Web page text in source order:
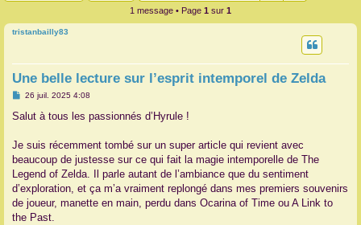
1 message • Page 1 sur 1
tristanbailly83
Une belle lecture sur l’esprit intemporel de Zelda
M
s
g
26 juil. 2025 4:08
Salut à tous les passionnés d’Hyrule !
Je suis récemment tombé sur un super article qui revient avec
beaucoup de justesse sur ce qui fait la magie intemporelle de The
Legend of Zelda. Il parle autant de l’ambiance que du sentiment
d’exploration, et ça m’a vraiment replongé dans mes premiers souvenirs
de joueur, manette en main, perdu dans Ocarina of Time ou A Link to
the Past.